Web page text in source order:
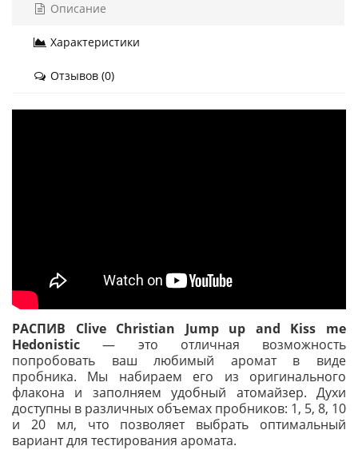
Описание
Характеристики
Отзывов (0)
РАСПИВ Clive Christian Jump up and Kiss me
Hedonistic — это отличная возможность
попробовать ваш любимый аромат в виде
пробника. Мы набираем его из оригинального
флакона и заполняем удобный атомайзер. Духи
доступны в различных объемах пробников: 1, 5, 8, 10
и 20 мл, что позволяет выбрать оптимальный
вариант для тестирования аромата.